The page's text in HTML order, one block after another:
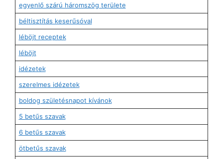
egyenlő szárú háromszög területe
béltisztítás keserűsóval
léböjt receptek
léböjt
idézetek
szerelmes idézetek
boldog születésnapot kívánok
5 betűs szavak
6 betűs szavak
ötbetűs szavak